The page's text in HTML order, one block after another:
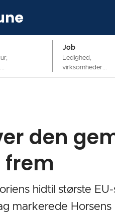
Job
Ledighed,
virksomheder...
den
hidtil største
markerede